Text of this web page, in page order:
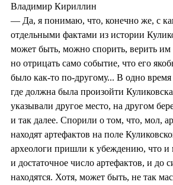
Владимир Кириллин
— Да, я понимаю, что, конечно же, с
отдельными фактами из истории
может быть, можно спорить, верить им
но отрицать само событие, что его
было как-то по-другому... В одно
где должна была произойти
указывали другое место, на другом
и так далее. Спорили о том, что, мол,
находят артефактов на поле
археологи пришли к убеждению, что и
и достаточное число артефактов, и до
находятся. Хотя, может быть, не так